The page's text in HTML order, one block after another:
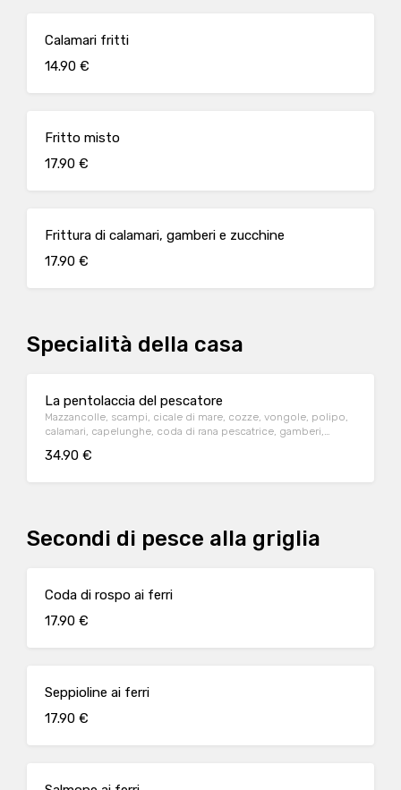
Calamari fritti
14.90 €
Fritto misto
17.90 €
Frittura di calamari, gamberi e zucchine
17.90 €
Specialità della casa
La pentolaccia del pescatore
Mazzancolle, scampi, cicale di mare, cozze, vongole, polipo,
calamari, capelunghe, coda di rana pescatrice, gamberi,
34.90 €
Secondi di pesce alla griglia
Coda di rospo ai ferri
17.90 €
Seppioline ai ferri
17.90 €